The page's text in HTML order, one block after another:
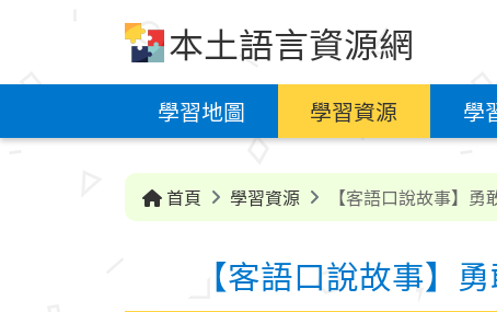
本土語言資源網
學習地圖 學習資源 學
首頁 學習資源 【客語口說故事】勇
【客語口說故事】